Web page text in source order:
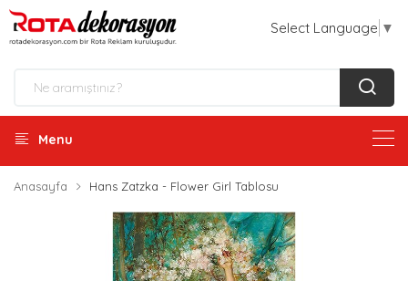
Select Language ▼
Menu
Anasayfa Hans Zatzka - Flower Girl Tablosu